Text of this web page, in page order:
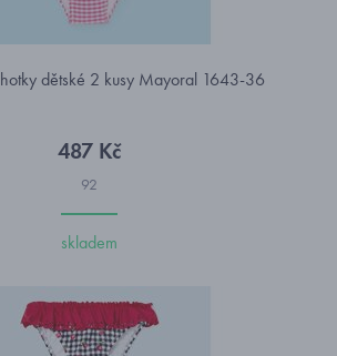
dětské 2 kusy Mayoral 1643-36
487 Kč
92
skladem